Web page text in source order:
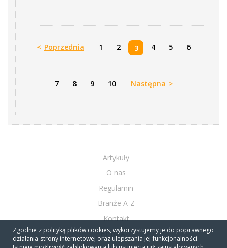
Zgodnie z polityką plików cookies, wykorzystujemy je do poprawnego
działania strony internetowej oraz ulepszania jej funkcjonalności.
< Poprzednia 1 2 3 4 5 6
7 8 9 10 Następna >
Artykuły
O nas
Regulamin
Branże A-Z
Kontakt
Firmy A-Z